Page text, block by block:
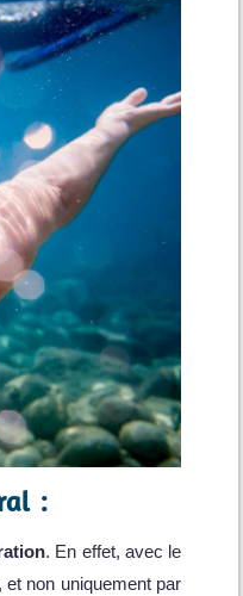
:
. En effet, avec le
non uniquement par